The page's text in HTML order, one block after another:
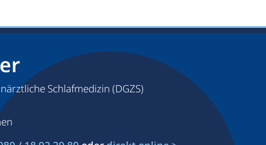
Schlafmedizin (DGZS)